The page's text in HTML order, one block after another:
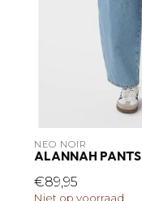
NEO NOIR
ALANNAH PANTS
€89,95
Niet op voorraad